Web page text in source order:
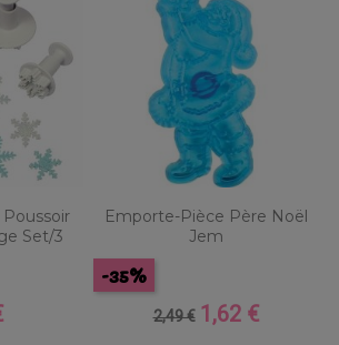
Set/3
Emporte-Pièce Père Noël
Jem
Prix
2,49 €
-35%
Prix
1,62 €